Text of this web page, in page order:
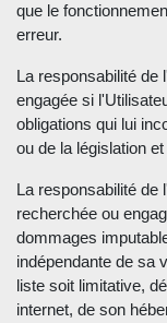
que le
erreur.
La responsabilité de
engagée si
obligations qui lui
ou de la législation
La responsabilité de
recherchée ou
dommages
indépendante de sa
liste soit limitative,
internet, de son